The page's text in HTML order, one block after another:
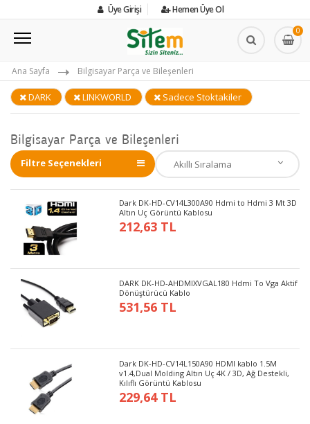
Üye Girişi Hemen Üye Ol
0
Ana Sayfa Bilgisayar Parça ve Bileşenleri
DARK LINKWORLD Sadece Stoktakiler
Bilgisayar Parça ve Bileşenleri
Filtre Seçenekleri
Dark DK-HD-CV14L300A90 Hdmi to Hdmi 3 Mt 3D
Altın Uç Görüntü Kablosu
212,63 TL
DARK DK-HD-AHDMIXVGAL180 Hdmi To Vga Aktif
Dönüştürücü Kablo
531,56 TL
Dark DK-HD-CV14L150A90 HDMI kablo 1.5M
v1.4,Dual Molding Altın Uç 4K / 3D, Ağ Destekli,
Kılıflı Görüntü Kablosu
229,64 TL